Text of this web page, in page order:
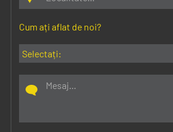
Cum ați aflat de noi?